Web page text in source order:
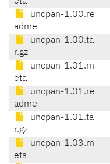
uncpan-1.00.re
adme
uncpan-1.00.ta
r.gz
uncpan-1.01.m
eta
uncpan-1.01.re
adme
uncpan-1.01.ta
r.gz
uncpan-1.03.m
eta